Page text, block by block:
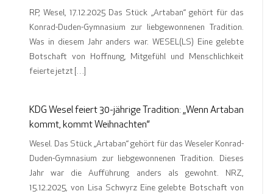
RP, Wesel, 17.12.2025 Das Stück „Artaban“ gehört für das
Konrad-Duden-Gymnasium zur liebgewonnenen Tradition.
Was in diesem Jahr anders war. WESEL(LS) Eine gelebte
Botschaft von Hoffnung, Mitgefühl und Menschlichkeit
feierte jetzt […]
KDG Wesel feiert 30-jährige Tradition: „Wenn Artaban
kommt, kommt Weihnachten“
Wesel. Das Stück „Artaban“ gehört für das Weseler Konrad-
Duden-Gymnasium zur liebgewonnenen Tradition. Dieses
Jahr war die Aufführung anders als gewohnt. NRZ,
15.12.2025, von Lisa Schwyrz Eine gelebte Botschaft von